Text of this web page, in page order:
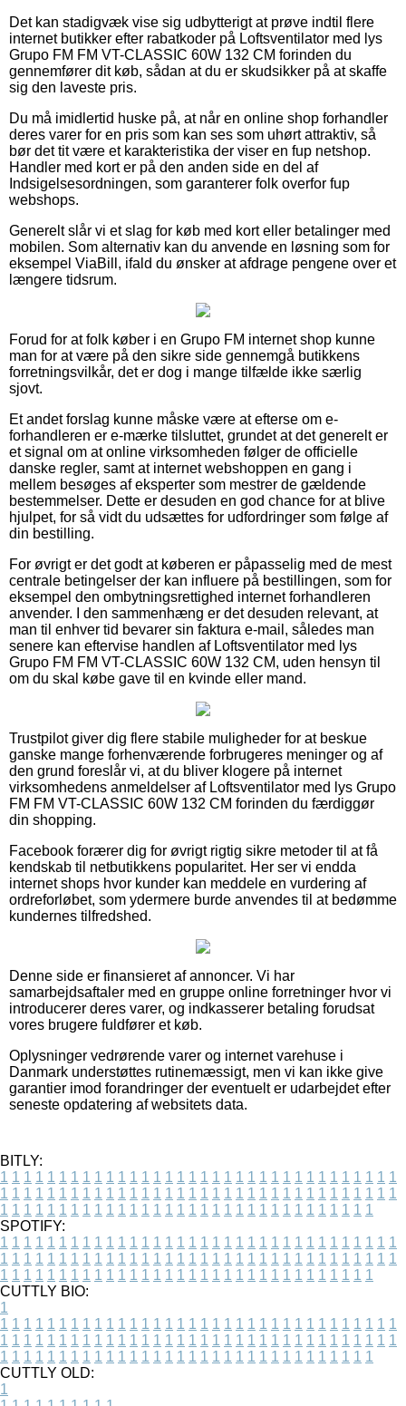
Det kan stadigvæk vise sig udbytterigt at prøve indtil flere
internet butikker efter rabatkoder på Loftsventilator med lys
Grupo FM FM VT-CLASSIC 60W 132 CM forinden du
gennemfører dit køb, sådan at du er skudsikker på at skaffe
sig den laveste pris.
Du må imidlertid huske på, at når en online shop forhandler
deres varer for en pris som kan ses som uhørt attraktiv, så
bør det tit være et karakteristika der viser en fup netshop.
Handler med kort er på den anden side en del af
Indsigelsesordningen, som garanterer folk overfor fup
webshops.
Generelt slår vi et slag for køb med kort eller betalinger med
mobilen. Som alternativ kan du anvende en løsning som for
eksempel ViaBill, ifald du ønsker at afdrage pengene over et
længere tidsrum.
Forud for at folk køber i en Grupo FM internet shop kunne
man for at være på den sikre side gennemgå butikkens
forretningsvilkår, det er dog i mange tilfælde ikke særlig
sjovt.
Et andet forslag kunne måske være at efterse om e-
forhandleren er e-mærke tilsluttet, grundet at det generelt er
et signal om at online virksomheden følger de officielle
danske regler, samt at internet webshoppen en gang i
mellem besøges af eksperter som mestrer de gældende
bestemmelser. Dette er desuden en god chance for at blive
hjulpet, for så vidt du udsættes for udfordringer som følge af
din bestilling.
For øvrigt er det godt at køberen er påpasselig med de mest
centrale betingelser der kan influere på bestillingen, som for
eksempel den ombytningsrettighed internet forhandleren
anvender. I den sammenhæng er det desuden relevant, at
man til enhver tid bevarer sin faktura e-mail, således man
senere kan eftervise handlen af Loftsventilator med lys
Grupo FM FM VT-CLASSIC 60W 132 CM, uden hensyn til
om du skal købe gave til en kvinde eller mand.
Trustpilot giver dig flere stabile muligheder for at beskue
ganske mange forhenværende forbrugeres meninger og af
den grund foreslår vi, at du bliver klogere på internet
virksomhedens anmeldelser af Loftsventilator med lys Grupo
FM FM VT-CLASSIC 60W 132 CM forinden du færdiggør
din shopping.
Facebook forærer dig for øvrigt rigtig sikre metoder til at få
kendskab til netbutikkens popularitet. Her ser vi endda
internet shops hvor kunder kan meddele en vurdering af
ordreforløbet, som ydermere burde anvendes til at bedømme
kundernes tilfredshed.
Denne side er finansieret af annoncer. Vi har
samarbejdsaftaler med en gruppe online forretninger hvor vi
introducerer deres varer, og indkasserer betaling forudsat
vores brugere fuldfører et køb.
Oplysninger vedrørende varer og internet varehuse i
Danmark understøttes rutinemæssigt, men vi kan ikke give
garantier imod forandringer der eventuelt er udarbejdet efter
seneste opdatering af websitets data.
BITLY:
1 1 1 1 1 1 1 1 1 1 1 1 1 1 1 1 1 1 1 1 1 1 1 1 1 1 1 1 1 1 1 1 1 1
1 1 1 1 1 1 1 1 1 1 1 1 1 1 1 1 1 1 1 1 1 1 1 1 1 1 1 1 1 1 1 1 1 1
1 1 1 1 1 1 1 1 1 1 1 1 1 1 1 1 1 1 1 1 1 1 1 1 1 1 1 1 1 1 1 1
SPOTIFY:
1 1 1 1 1 1 1 1 1 1 1 1 1 1 1 1 1 1 1 1 1 1 1 1 1 1 1 1 1 1 1 1 1 1
1 1 1 1 1 1 1 1 1 1 1 1 1 1 1 1 1 1 1 1 1 1 1 1 1 1 1 1 1 1 1 1 1 1
1 1 1 1 1 1 1 1 1 1 1 1 1 1 1 1 1 1 1 1 1 1 1 1 1 1 1 1 1 1 1 1
CUTTLY BIO:
1
1 1 1 1 1 1 1 1 1 1 1 1 1 1 1 1 1 1 1 1 1 1 1 1 1 1 1 1 1 1 1 1 1 1
1 1 1 1 1 1 1 1 1 1 1 1 1 1 1 1 1 1 1 1 1 1 1 1 1 1 1 1 1 1 1 1 1 1
1 1 1 1 1 1 1 1 1 1 1 1 1 1 1 1 1 1 1 1 1 1 1 1 1 1 1 1 1 1 1 1
CUTTLY OLD:
1